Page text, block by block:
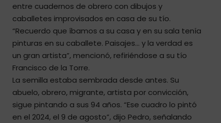
entre cuadernos de obrero con dibujos y
caballetes improvisados en casa de su tío.
“Recuerdo que íbamos a su casa y en su sala tenía
pinturas en su caballete. Paisajes… y la verdad es
un gran artista”, mencionó, refiriéndose a su tío
Francisco de la Torre.
La semilla estaba sembrada desde antes. Su
abuelo, obrero, migrante, artista por convicción,
sigue pintando a sus 94 años. “Ese cuadro lo pintó
en el 2024, el 9 de agosto”, dijo Pedro, señalando